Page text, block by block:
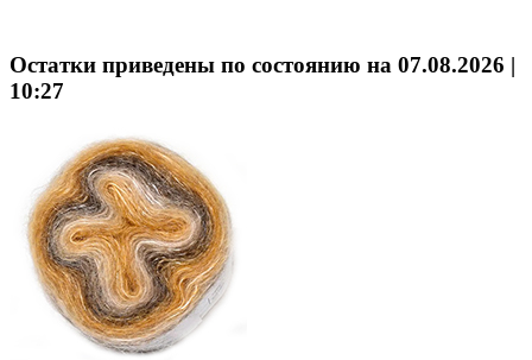
Остатки приведены по состоянию на 07.08.2026 |
10:27